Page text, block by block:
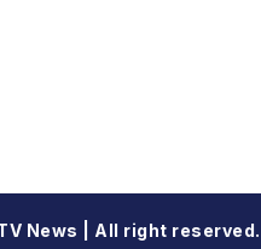
News | All right reserved.